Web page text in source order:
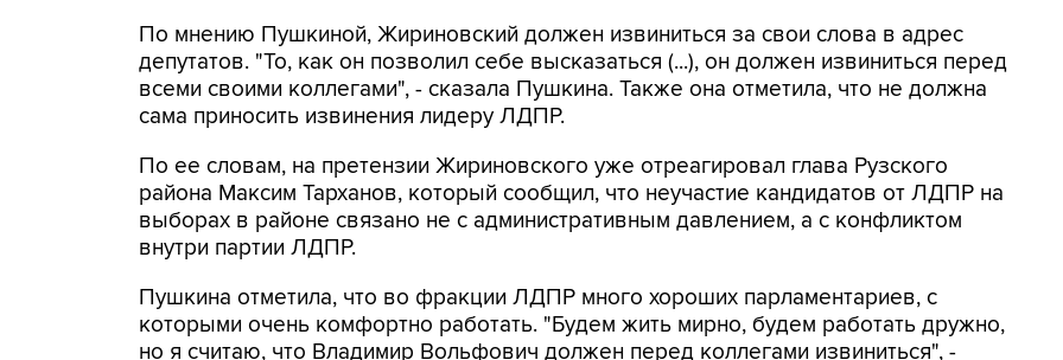
По мнению Пушкиной, Жириновский должен извиниться за свои слова в адрес
депутатов. "То, как он позволил себе высказаться (...), он должен извиниться перед
всеми своими коллегами", - сказала Пушкина. Также она отметила, что не должна
сама приносить извинения лидеру ЛДПР.
По ее словам, на претензии Жириновского уже отреагировал глава Рузского
района Максим Тарханов, который сообщил, что неучастие кандидатов от ЛДПР на
выборах в районе связано не с административным давлением, а с конфликтом
внутри партии ЛДПР.
Пушкина отметила, что во фракции ЛДПР много хороших парламентариев, с
которыми очень комфортно работать. "Будем жить мирно, будем работать дружно,
но я считаю, что Владимир Вольфович должен перед коллегами извиниться", -